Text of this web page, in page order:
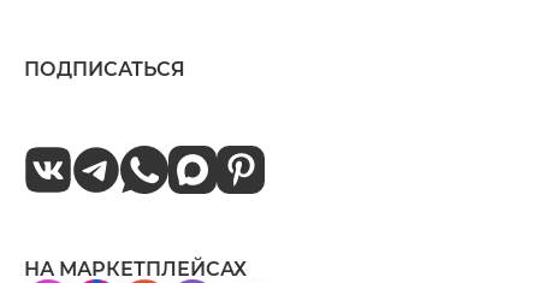
ПОДПИСАТЬСЯ
НА МАРКЕТПЛЕЙСАХ